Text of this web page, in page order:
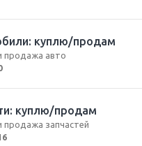
куплю/продам
продажа авто
куплю/продам
продажа запчастей